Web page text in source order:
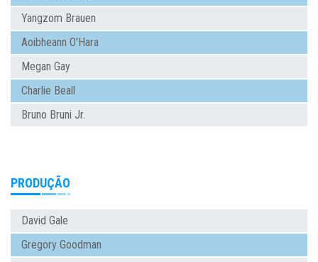
Yangzom Brauen
Aoibheann O'Hara
Megan Gay
Charlie Beall
Bruno Bruni Jr.
PRODUÇÃO
David Gale
Gregory Goodman